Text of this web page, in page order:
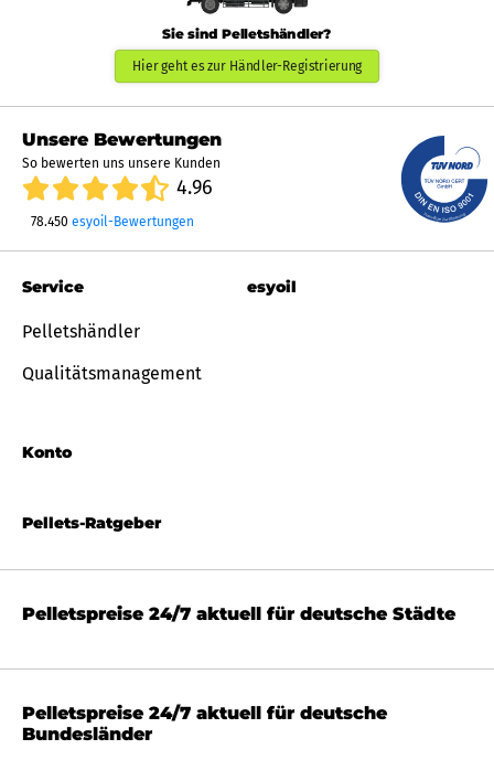
Sie sind Pelletshändler?
Hier geht es zur Händler-Registrierung
Unsere Bewertungen
So bewerten uns unsere Kunden
4.96
78.450 esyoil-Bewertungen
Pellets-Ratgeber
Service
Pelletshändler
Qualitätsmanagement
Konto
esyoil
Pelletspreise 24/7 aktuell für deutsche Städte
Pelletspreise 24/7 aktuell für deutsche
Bundesländer